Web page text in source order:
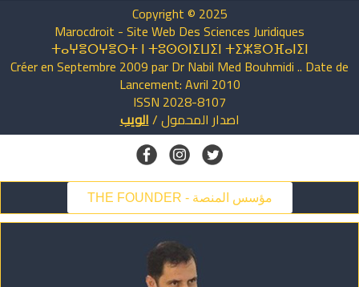
Copyright © 2025
Marocdroit - Site Web Des Sciences Juridiques
ⵜⴰⵖⴻⵔⵖⴻⵔⵜ ⵏ ⵜⵓⵙⵙⵏⵉⵡⵉⵏ ⵜⵉⵣⴻⵔⴼⴰⵏⵉⵏ
Créer en Septembre 2009 par Dr Nabil Med Bouhmidi .. Date de
Lancement: Avril 2010
ISSN 2028-8107
اصدار المحمول/الويب
THE FOUNDER - مؤسس المنصة